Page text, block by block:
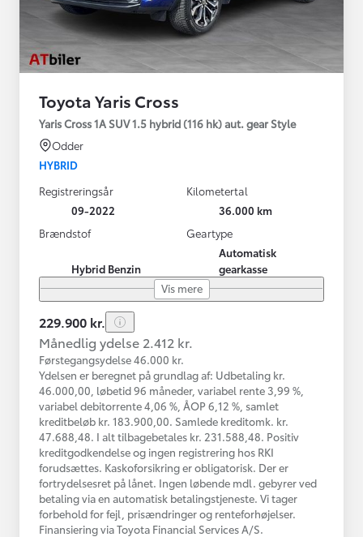
Toyota Yaris Cross
Yaris Cross 1A SUV 1.5 hybrid (116 hk) aut. gear Style
Odder
HYBRID
Registreringsår
09-2022
Kilometertal
36.000 km
Brændstof
Hybrid Benzin
Geartype
Automatisk
gearkasse
Vis mere
229.900 kr.
Månedlig ydelse 2.412 kr.
Førstegangsydelse 46.000 kr.
Ydelsen er beregnet på grundlag af: Udbetaling kr.
46.000,00, løbetid 96 måneder, variabel rente 3,99 %,
variabel debitorrente 4,06 %, ÅOP 6,12 %, samlet
kreditbeløb kr. 183.900,00. Samlede kreditomk. kr.
47.688,48. I alt tilbagebetales kr. 231.588,48. Positiv
kreditgodkendelse og ingen registrering hos RKI
forudsættes. Kaskoforsikring er obligatorisk. Der er
fortrydelsesret på lånet. Ingen løbende mdl. gebyrer ved
betaling via en automatisk betalingstjeneste. Vi tager
forbehold for fejl, prisændringer og renteforhøjelser.
Finansiering via Toyota Financial Services A/S.